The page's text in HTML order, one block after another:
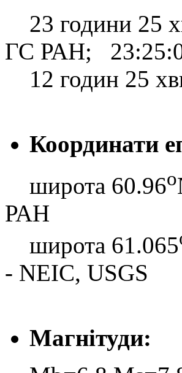
23 години 25
ГС РАН;
12 годин 25
Координати
широта 60.96o
РАН
широта 61.065
- NEIC, USGS
Магнітуди: